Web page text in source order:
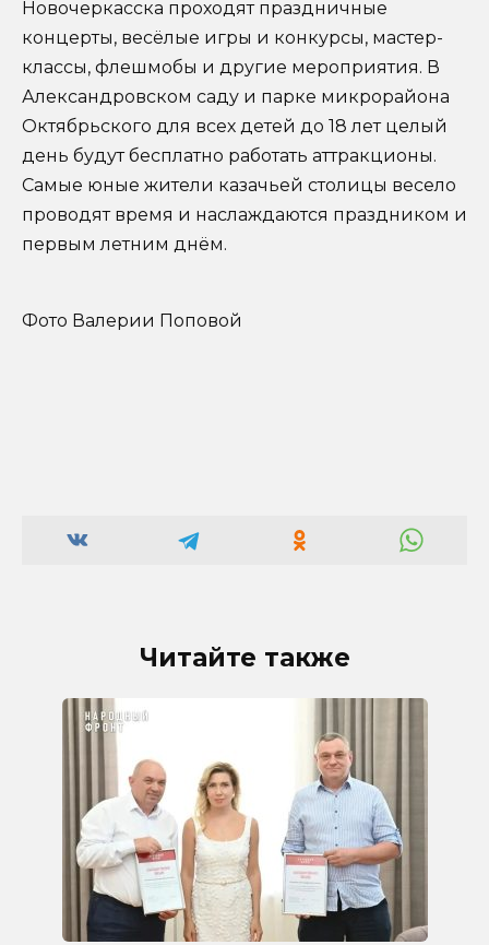
Новочеркасска проходят праздничные
концерты, весёлые игры и конкурсы, мастер-
классы, флешмобы и другие мероприятия. В
Александровском саду и парке микрорайона
Октябрьского для всех детей до 18 лет целый
день будут бесплатно работать аттракционы.
Самые юные жители казачьей столицы весело
проводят время и наслаждаются праздником и
первым летним днём.
Фото Валерии Поповой
Читайте также